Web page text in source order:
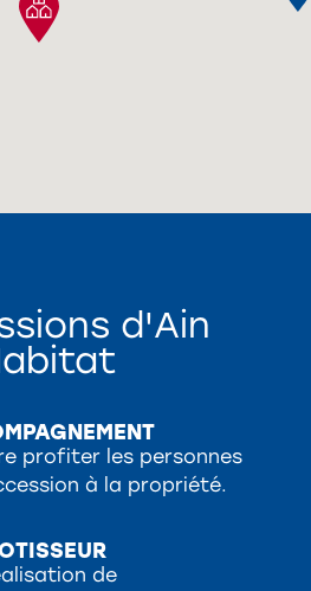
d'Ain
profiter les personnes
à la propriété.
de